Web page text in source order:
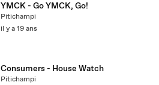
YMCK - Go YMCK, Go!
Pitichampi
il y a 19 ans
Consumers - House Watch
Pitichampi